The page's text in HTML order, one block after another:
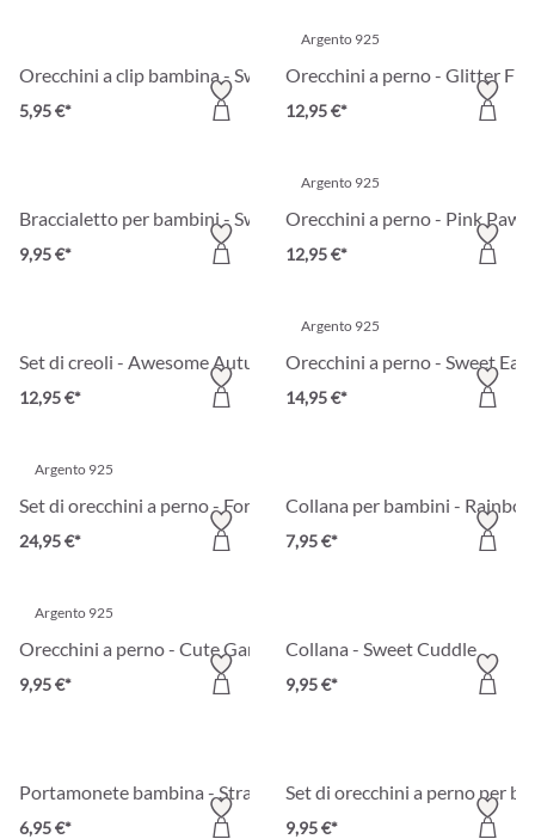
Orecchini a clip bambina - Sweet Cherry
5,95 €*
Argento 925
Orecchini a perno - Glitter
12,95 €*
Braccialetto per bambini - Sweet Sparkle
9,95 €*
Argento 925
Orecchini a perno - Pink Paws
12,95 €*
Set di creoli - Awesome Autumn
12,95 €*
Argento 925
Orecchini a perno - Sweet
14,95 €*
Argento 925
Set di orecchini a perno - Forest Animals
24,95 €*
Collana per bambini -
7,95 €*
Argento 925
Orecchini a perno - Cute Garden
9,95 €*
Collana - Sweet Cuddle
9,95 €*
Portamonete bambina - Strawberry
6,95 €*
Set di orecchini a perno per
9,95 €*